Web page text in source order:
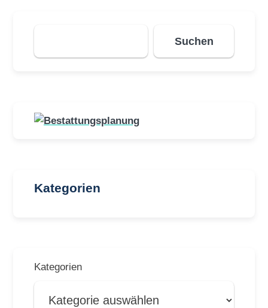
Suchen
Suchen
Kategorien
Kategorien